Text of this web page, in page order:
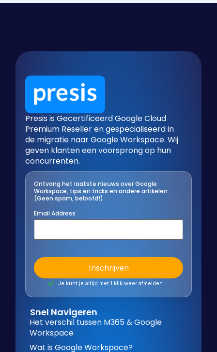
Presis is Gecertificeerd Google Cloud
Premium Reseller en gespecialiseerd in
de migratie naar Google Workspace. Wij
geven klanten een voorsprong op hun
concurrenten.
Ontvang het laatste nieuws over Google
Workspace, tips en tricks en andere artikelen.
(Geen spam, beloofd!)
Email Address
Je kunt je altijd met 1 klik weer afmelden
Snel Navigeren
Het verschil tussen M365 & Google
Workspace
Wat is Google Workspace?